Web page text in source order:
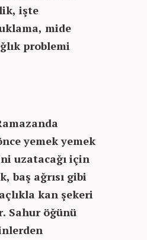
işte
mide
problemi
yemek yemek
uzatacağı için
baş ağrısı gibi
kan şekeri
Sahur öğünü